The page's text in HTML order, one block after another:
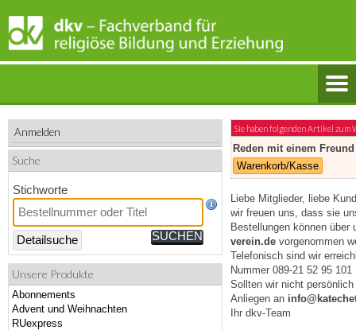
Anmelden
Suche
Stichworte
Detailsuche
Unsere Produkte
Abonnements
Advent und Weihnachten
RUexpress
Sie haben folgenden Artikel
Reden mit einem Freund
Warenkorb/Kasse
Liebe Mitglieder, liebe
wir freuen uns, dass sie
Bestellungen können
verein.de vorgenommen
Telefonisch sind wir
Nummer 089-21 52 95 101
Sollten wir nicht
Anliegen an
Ihr dkv-Team